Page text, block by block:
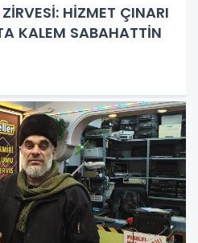
HİZMET ÇINARI
KALEM SABAHATTİN